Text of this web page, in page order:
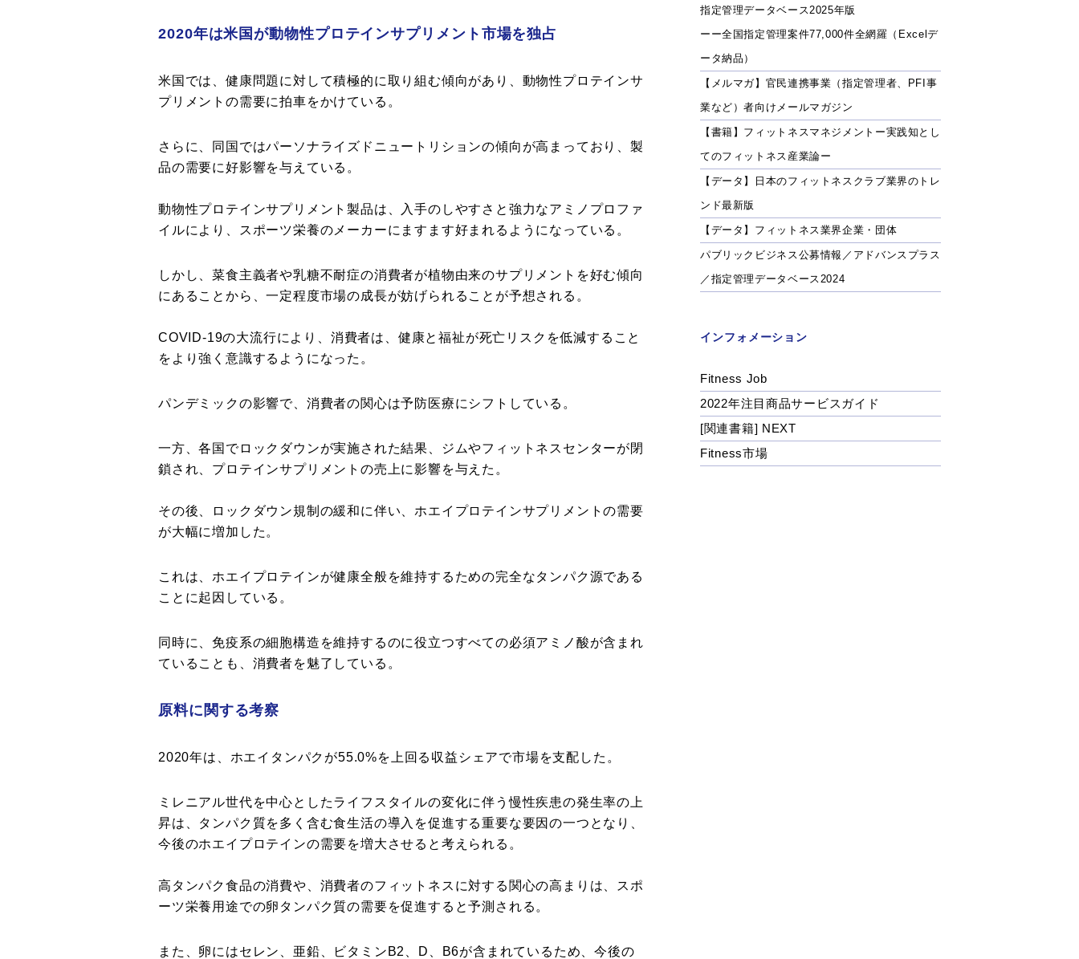
2020年は米国が動物性プロテインサプリメント市場を独占
米国では、健康問題に対して積極的に取り組む傾向があり、動物性プロテインサ
プリメントの需要に拍車をかけている。
さらに、同国ではパーソナライズドニュートリションの傾向が高まっており、製
品の需要に好影響を与えている。
動物性プロテインサプリメント製品は、入手のしやすさと強力なアミノプロファ
イルにより、スポーツ栄養のメーカーにますます好まれるようになっている。
しかし、菜食主義者や乳糖不耐症の消費者が植物由来のサプリメントを好む傾向
にあることから、一定程度市場の成長が妨げられることが予想される。
COVID-19の大流行により、消費者は、健康と福祉が死亡リスクを低減すること
をより強く意識するようになった。
パンデミックの影響で、消費者の関心は予防医療にシフトしている。
一方、各国でロックダウンが実施された結果、ジムやフィットネスセンターが閉
鎖され、プロテインサプリメントの売上に影響を与えた。
その後、ロックダウン規制の緩和に伴い、ホエイプロテインサプリメントの需要
が大幅に増加した。
これは、ホエイプロテインが健康全般を維持するための完全なタンパク源である
ことに起因している。
同時に、免疫系の細胞構造を維持するのに役立つすべての必須アミノ酸が含まれ
ていることも、消費者を魅了している。
原料に関する考察
2020年は、ホエイタンパクが55.0%を上回る収益シェアで市場を支配した。
ミレニアル世代を中心としたライフスタイルの変化に伴う慢性疾患の発生率の上
昇は、タンパク質を多く含む食生活の導入を促進する重要な要因の一つとなり、
今後のホエイプロテインの需要を増大させると考えられる。
高タンパク食品の消費や、消費者のフィットネスに対する関心の高まりは、スポ
ーツ栄養用途での卵タンパク質の需要を促進すると予測される。
また、卵にはセレン、亜鉛、ビタミンB2、D、B6が含まれているため、今後の
指定管理データベース2025年版
ーー全国指定管理案件77,000件全網羅（Excelデ
ータ納品）
【メルマガ】官民連携事業（指定管理者、PFI事
業など）者向けメールマガジン
【書籍】フィットネスマネジメントー実践知とし
てのフィットネス産業論ー
【データ】日本のフィットネスクラブ業界のトレ
ンド最新版
【データ】フィットネス業界企業・団体
パブリックビジネス公募情報／アドバンスプラス
／指定管理データベース2024
インフォメーション
Fitness Job
2022年注目商品サービスガイド
[関連書籍] NEXT
Fitness市場